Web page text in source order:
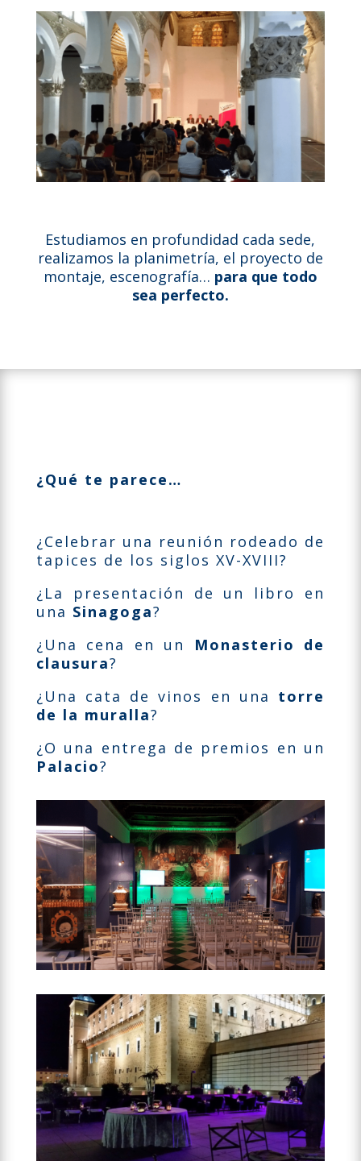
Estudiamos en profundidad cada sede,
realizamos la planimetría, el proyecto de
montaje, escenografía… para que todo
sea perfecto.
¿Qué te parece…
¿Celebrar una reunión rodeado de
tapices de los siglos XV-XVIII?
¿La presentación de un libro en
una Sinagoga?
¿Una cena en un Monasterio de
clausura?
¿Una cata de vinos en una torre
de la muralla?
¿O una entrega de premios en un
Palacio?